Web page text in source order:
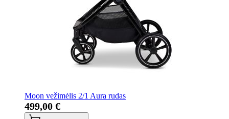
Moon vežimėlis 2/1 Aura rudas
499,00 €